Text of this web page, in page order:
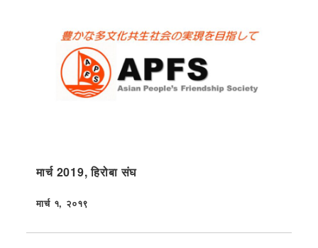
मार्च 2019, हिरोबा संघ
प्रकाशित
मार्च १, २०१९